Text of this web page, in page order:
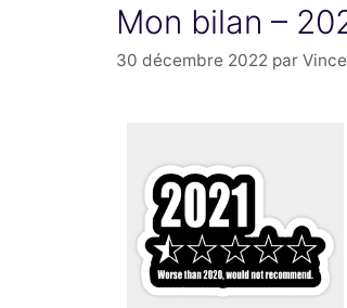
Mon bilan –
30 décembre 2022 par